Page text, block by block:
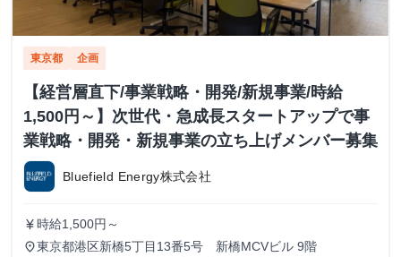
東京都 企画
【経営層直下/事業戦略・開発/新規事業/時給
1,500円～】次世代・急成長スタートアップで事
業戦略・開発・新規事業の立ち上げメンバー募集
Bluefield Energy株式会社
currency_yen 時給1,500円～
place東京都港区新橋5丁目13番5号 新橋MCVビル 9階